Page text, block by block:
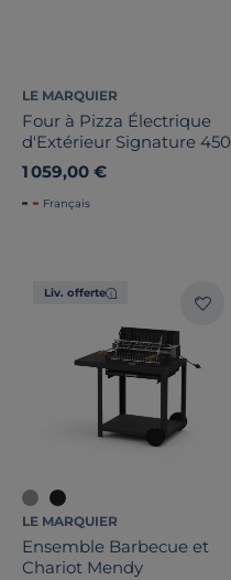
LE MARQUIER
Four à Pizza Électrique
d'Extérieur Signature 450
1 059,00 €
Français
Liv. offerte
LE MARQUIER
Ensemble Barbecue et
Chariot Mendy